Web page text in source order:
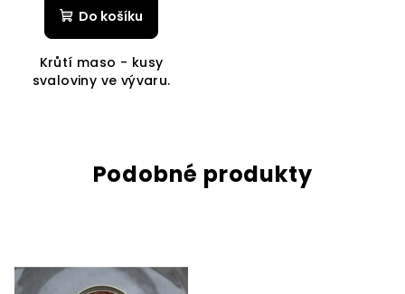
Do košíku
Krůtí maso - kusy
svaloviny ve vývaru.
Podobné produkty